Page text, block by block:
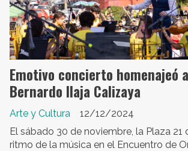
Emotivo concierto homenajeó
Bernardo Ilaja Calizaya
Arte y Cultura
12/12/2024
El sábado 30 de noviembre, la Plaza 21
ritmo de la música en el Encuentro de